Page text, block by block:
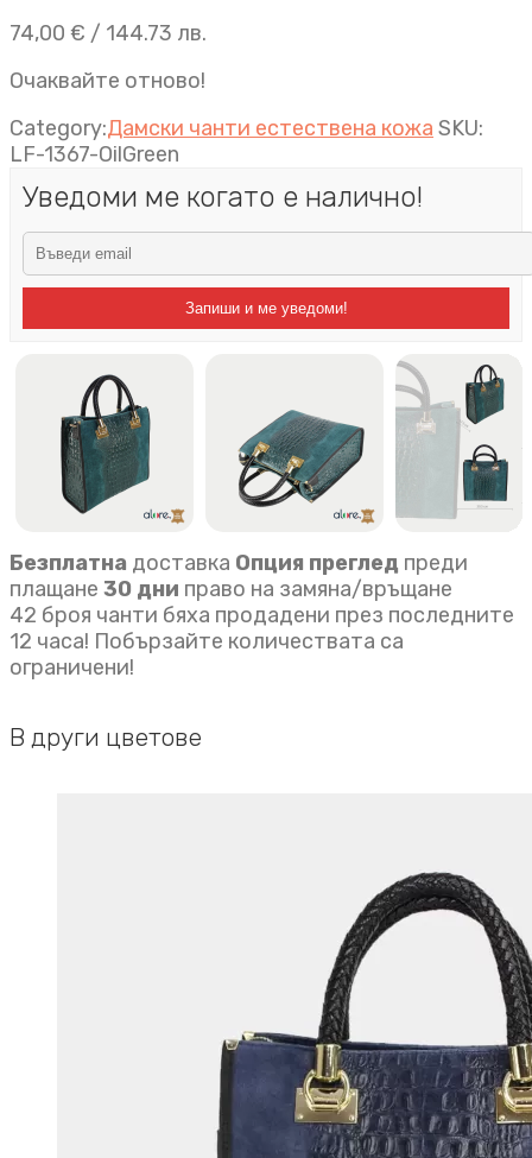
74,00 € / 144.73 лв.
Очаквайте отново!
Category:Дамски чанти естествена кожа SKU:
LF-1367-OilGreen
Уведоми ме когато е налично!
Запиши и ме уведоми!
Безплатна доставка Опция преглед преди
плащане 30 дни право на замяна/връщане
42 броя чанти бяха продадени през последните
12 часа! Побързайте количествата са
ограничени!
В други цветове